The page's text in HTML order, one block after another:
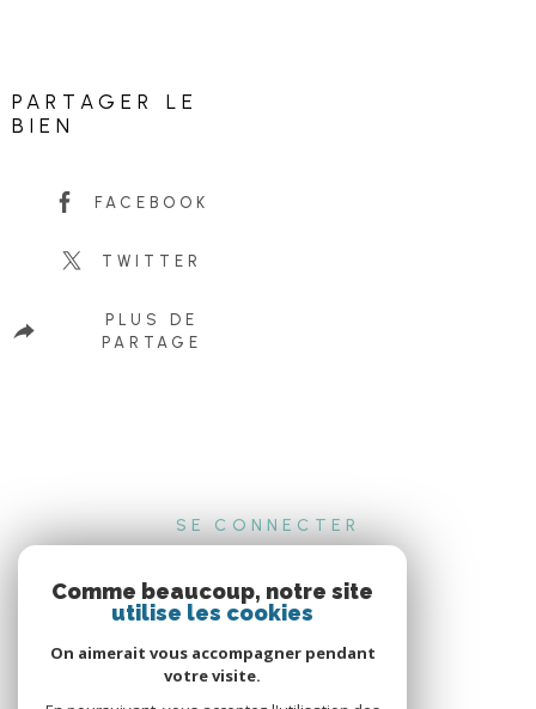
PARTAGER LE
BIEN
FACEBOOK
TWITTER
PLUS DE
PARTAGE
SE CONNECTER
ESPACE PROPRIÉTAIRE
Comme beaucoup, notre site
utilise les cookies
On aimerait vous accompagner pendant
votre visite.